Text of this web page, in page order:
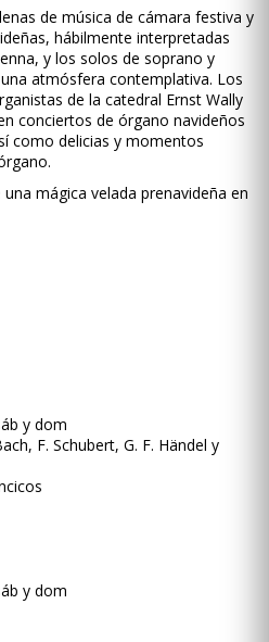
de música de cámara festiva y
hábilmente interpretadas
y los solos de soprano y
atmósfera contemplativa. Los
de la catedral Ernst Wally
conciertos de órgano navideños
como delicias y momentos
mágica velada prenavideña en
y dom
F. Schubert, G. F. Händel y
y dom